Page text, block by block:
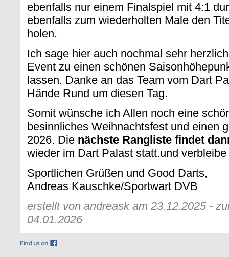
ebenfalls nur einem Finalspiel mit 4:1
ebenfalls zum wiederholten Male den
holen.
Ich sage hier auch nochmal sehr
Event zu einen schönen
lassen. Danke an das Team vom Dart
Hände Rund um diesen Tag.
Somit wünsche ich Allen noch eine
besinnliches Weihnachtsfest und einen
2026. Die nächste Rangliste findet
wieder im Dart Palast statt.und
Sportlichen Grüßen und Good Darts,
Andreas Kauschke/Sportwart DVB
erstellt von andreask am 23.12.2025 -
04.01.2026